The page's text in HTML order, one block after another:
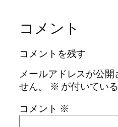
コメント
コメントを残す
メールアドレスが公
せん。
※ が付いてい
コメント ※